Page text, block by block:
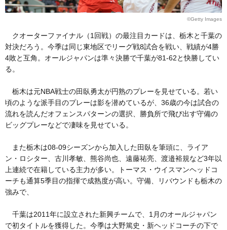
©Getty Images
クオーターファイナル（1回戦）の最注目カードは、栃木と千葉の
対決だろう。今季は同じ東地区でリーグ戦8試合を戦い、戦績が4勝
4敗と互角。オールジャパンは準々決勝で千葉が81-62と快勝してい
る。
栃木は元NBA戦士の田臥勇太が円熟のプレーを見せている。若い
頃のような派手目のプレーは影を潜めているが、36歳の今は試合の
流れを読んだオフェンスパターンの選択、勝負所で飛び出す守備の
ビッグプレーなどで凄味を見せている。
また栃木は08-09シーズンから加入した田臥を筆頭に、ライア
ン・ロシター、古川孝敏、熊谷尚也、遠藤祐亮、渡邉裕規など3年以
上連続で在籍している主力が多い。トーマス・ウイスマンヘッドコ
ーチも通算5季目の指揮で成熟度が高い。守備、リバウンドも栃木の
強みで、
千葉は2011年に設立された新興チームで、1月のオールジャパン
で初タイトルを獲得した。今季は大野篤史・新ヘッドコーチの下で